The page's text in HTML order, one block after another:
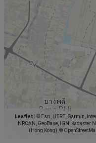
Leaflet
© Esri, HERE, Garmin,
NRCAN, GeoBase, IGN, Kadaster
(Hong Kong), ©